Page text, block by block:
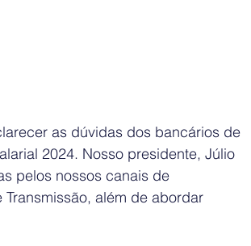
as dúvidas dos bancários de
2024. Nosso presidente, Júlio
pelos nossos canais de
além de abordar